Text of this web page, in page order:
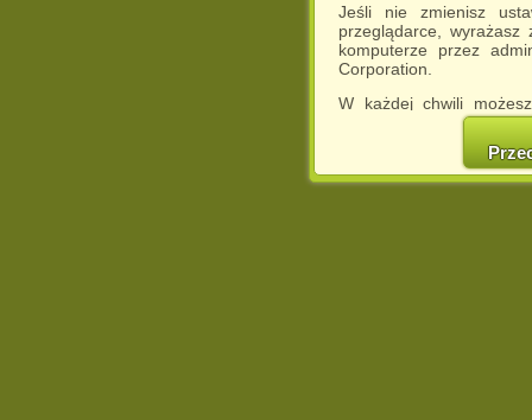
Jeśli nie zmienisz
przeglądarce,
komputerze przez
Corporation.
W każdej chwili
cookies w swojej
w naszej
http://chomikuj.pl/